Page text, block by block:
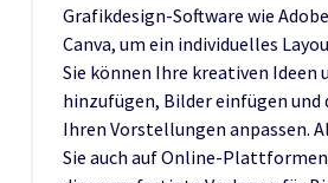
Grafikdesign-Software wie
Canva, um ein individuelles
Sie können Ihre kreativen Ideen
hinzufügen, Bilder einfügen und
Ihren Vorstellungen anpassen.
Sie auch auf Online-